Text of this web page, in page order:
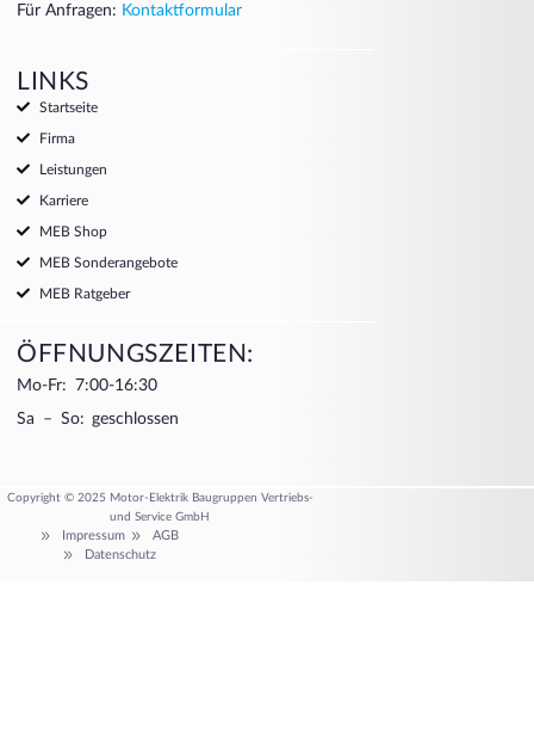
Für Anfragen: Kontaktformular
LINKS
Startseite
Firma
Leistungen
Karriere
MEB Shop
MEB Sonderangebote
MEB Ratgeber
ÖFFNUNGSZEITEN:
Mo-Fr: 7:00-16:30
Sa – So: geschlossen
Copyright © 2025 Motor-Elektrik Baugruppen Vertriebs-
und Service GmbH
Impressum
AGB
Datenschutz